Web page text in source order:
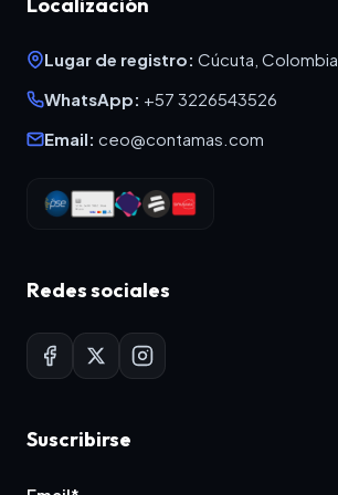
Localización
Lugar de registro: Cúcuta, Colombia
WhatsApp: +57 3226543526
Email: ceo@contamas.com
Redes sociales
Suscribirse